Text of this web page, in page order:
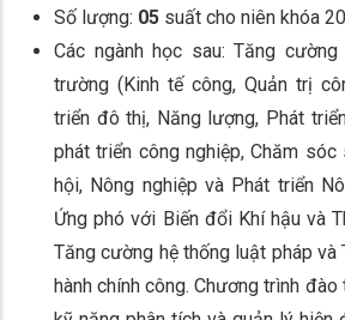
Số lượng: 05 suất cho niên khóa
Các ngành học sau: Tăng
trường (Kinh tế công, Quản trị
triển đô thị, Năng lượng, Phát
phát triển công nghiệp, Chăm
hội, Nông nghiệp và Phát triển
Ứng phó với Biến đổi Khí hậu và
Tăng cường hệ thống luật pháp
hành chính công. Chương trình